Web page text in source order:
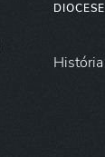
DIOCESE
História